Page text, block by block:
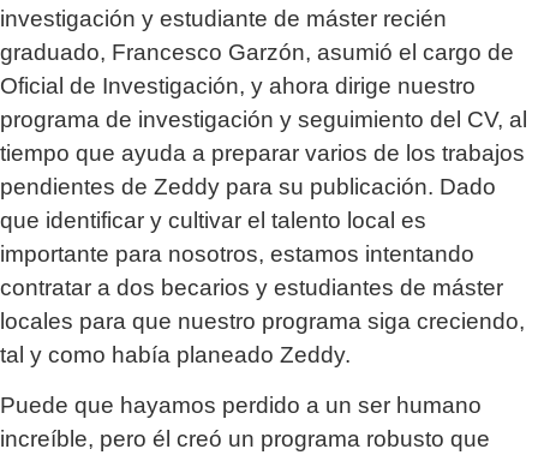
investigación y estudiante de máster recién
graduado, Francesco Garzón, asumió el cargo de
Oficial de Investigación, y ahora dirige nuestro
programa de investigación y seguimiento del CV, al
tiempo que ayuda a preparar varios de los trabajos
pendientes de Zeddy para su publicación. Dado
que identificar y cultivar el talento local es
importante para nosotros, estamos intentando
contratar a dos becarios y estudiantes de máster
locales para que nuestro programa siga creciendo,
tal y como había planeado Zeddy.
Puede que hayamos perdido a un ser humano
increíble, pero él creó un programa robusto que